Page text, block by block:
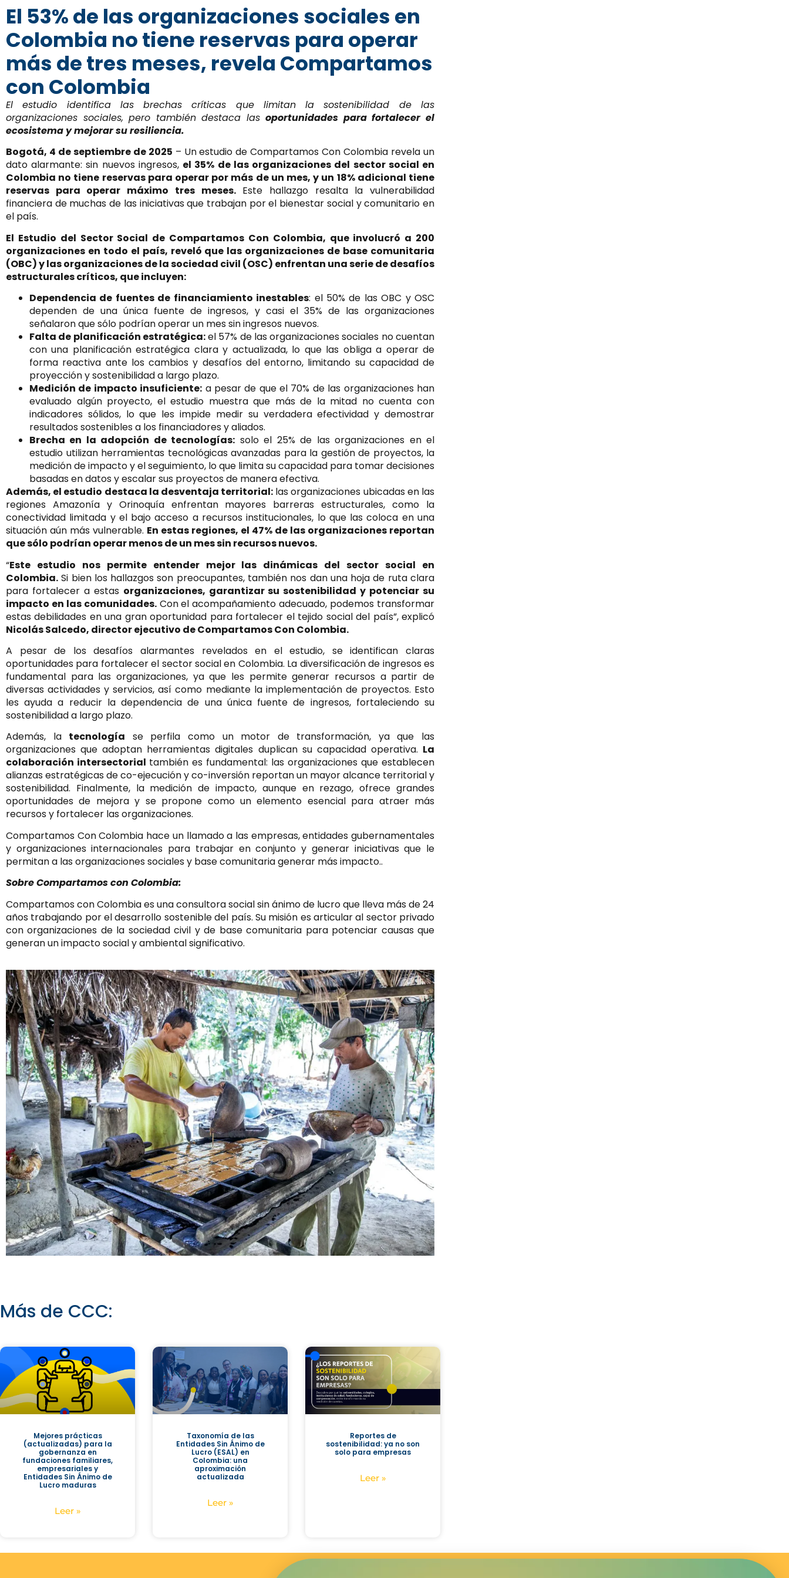
El 53% de las organizaciones sociales en
Colombia no tiene reservas para operar
más de tres meses, revela Compartamos
con Colombia
El estudio identifica las brechas críticas que limitan la sostenibilidad de las
organizaciones sociales, pero también destaca lasoportunidades para fortalecer el
ecosistema y mejorar su resiliencia.
Bogotá, 4 de septiembre de 2025 – Un estudio de Compartamos Con Colombia revela un
dato alarmante: sin nuevos ingresos, el 35% de las organizaciones del sector social en
Colombia no tiene reservas para operar por más de un mes, y un 18% adicional tiene
reservas para operar máximo tres meses.Este hallazgo resalta la vulnerabilidad
financiera de muchas de las iniciativas que trabajan por el bienestar social y comunitario en
el país.
El Estudio del Sector Social de Compartamos Con Colombia, que involucró a 200
organizaciones en todo el país, reveló que las organizaciones de base comunitaria
(OBC) y las organizaciones de la sociedad civil (OSC) enfrentan una serie de desafíos
estructurales críticos, que incluyen:
Dependencia de fuentes de financiamiento inestables: el 50% de las OBC y OSC
dependen de una única fuente de ingresos, y casi el 35% de las organizaciones
señalaron que sólo podrían operar un mes sin ingresos nuevos.
Falta de planificación estratégica:el 57% de las organizaciones sociales no cuentan
con una planificación estratégica clara y actualizada, lo que las obliga a operar de
forma reactiva ante los cambios y desafíos del entorno, limitando su capacidad de
proyección y sostenibilidad a largo plazo.
Medición de impacto insuficiente: a pesar de que el 70% de las organizaciones han
evaluado algún proyecto, el estudio muestra que más de la mitad no cuenta con
indicadores sólidos, lo que les impide medir su verdadera efectividad y demostrar
resultados sostenibles a los financiadores y aliados.
Brecha en la adopción de tecnologías: solo el 25% de las organizaciones en el
estudio utilizan herramientas tecnológicas avanzadas para la gestión de proyectos, la
medición de impacto y el seguimiento, lo que limita su capacidad para tomar decisiones
basadas en datos y escalar sus proyectos de manera efectiva.
Además, el estudio destaca la desventaja territorial: las organizaciones ubicadas en las
regiones Amazonía y Orinoquía enfrentan mayores barreras estructurales, como la
conectividad limitada y el bajo acceso a recursos institucionales, lo que las coloca en una
situación aún más vulnerable. En estas regiones, el 47% de las organizaciones reportan
que sólo podrían operar menos de un mes sin recursos nuevos.
“Este estudio nos permite entender mejor las dinámicas del sector social en
Colombia. Si bien los hallazgos son preocupantes, también nos dan una hoja de ruta clara
para fortalecer a estas organizaciones, garantizar su sostenibilidad y potenciar su
impacto en las comunidades.Con el acompañamiento adecuado, podemos transformar
estas debilidades en una gran oportunidad para fortalecer el tejido social del país”, explicó
Nicolás Salcedo, director ejecutivo de Compartamos Con Colombia.
A pesar de los desafíos alarmantes revelados en el estudio, se identifican claras
oportunidades para fortalecer el sector social en Colombia. La diversificación de ingresos es
fundamental para las organizaciones, ya que les permite generar recursos a partir de
diversas actividades y servicios, así como mediante la implementación de proyectos. Esto
les ayuda a reducir la dependencia de una única fuente de ingresos, fortaleciendo su
sostenibilidad a largo plazo.
Además, la tecnología se perfila como un motor de transformación, ya que las
organizaciones que adoptan herramientas digitales duplican su capacidad operativa. La
colaboración intersectorial también es fundamental: las organizaciones que establecen
alianzas estratégicas de co-ejecución y co-inversión reportan un mayor alcance territorial y
sostenibilidad. Finalmente, la medición de impacto, aunque en rezago, ofrece grandes
oportunidades de mejora y se propone como un elemento esencial para atraer más
recursos y fortalecer las organizaciones.
Compartamos Con Colombia hace un llamado a las empresas, entidades gubernamentales
y organizaciones internacionales para trabajar en conjunto y generar iniciativas que le
permitan a las organizaciones sociales y base comunitaria generar más impacto..
Sobre Compartamos con Colombia:
Compartamos con Colombia es una consultora social sin ánimo de lucro que lleva más de 24
años trabajando por el desarrollo sostenible del país. Su misión es articular al sector privado
con organizaciones de la sociedad civil y de base comunitaria para potenciar causas que
generan un impacto social y ambiental significativo.
Más de CCC:
Mejores prácticas
(actualizadas) para la
gobernanza en
fundaciones familiares,
empresariales y
Entidades Sin Ánimo de
Lucro maduras
Leer »
Taxonomía de las
Entidades Sin Ánimo de
Lucro (ESAL) en
Colombia: una
aproximación
actualizada
Leer »
Reportes de
sostenibilidad: ya no son
solo para empresas
Leer »